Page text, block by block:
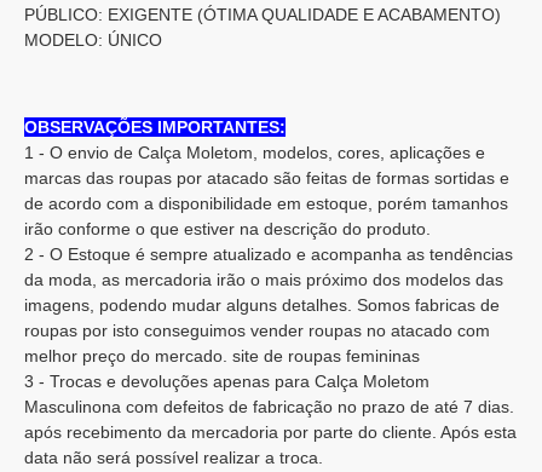
PÚBLICO: EXIGENTE (ÓTIMA QUALIDADE E ACABAMENTO)
MODELO: ÚNICO
OBSERVAÇÕES IMPORTANTES:
1 - O envio de Calça Moletom, modelos, cores, aplicações e
marcas das roupas por atacado são feitas de formas sortidas e
de acordo com a disponibilidade em estoque, porém tamanhos
irão conforme o que estiver na descrição do produto.
2 - O Estoque é sempre atualizado e acompanha as tendências
da moda, as mercadoria irão o mais próximo dos modelos das
imagens, podendo mudar alguns detalhes. Somos fabricas de
roupas por isto conseguimos vender roupas no atacado com
melhor preço do mercado. site de roupas femininas
3 - Trocas e devoluções apenas para Calça Moletom
Masculinona com defeitos de fabricação no prazo de até 7 dias.
após recebimento da mercadoria por parte do cliente. Após esta
data não será possível realizar a troca.